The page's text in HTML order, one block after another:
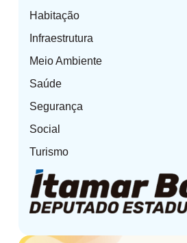
Habitação
Infraestrutura
Meio Ambiente
Saúde
Segurança
Social
Turismo